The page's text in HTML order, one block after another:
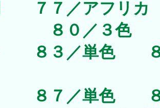
７７／アフリ
８０／３色
８３／単色
８７／単色 ８